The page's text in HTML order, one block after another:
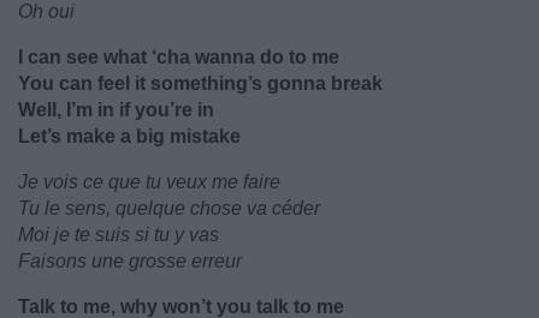
Oh oui
I can see what ‘cha wanna do to me
You can feel it something’s gonna break
Well, I’m in if you’re in
Let’s make a big mistake
Je vois ce que tu veux me faire
Tu le sens, quelque chose va céder
Moi je te suis si tu y vas
Faisons une grosse erreur
Talk to me, why won’t you talk to me